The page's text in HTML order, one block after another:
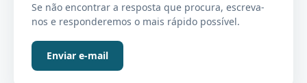
Se não encontrar a resposta que procura, escreva-
nos e responderemos o mais rápido possível.
Enviar e-mail